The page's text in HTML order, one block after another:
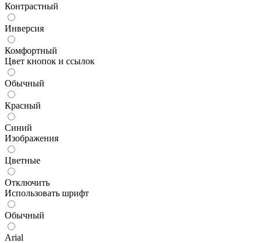
Контрастный
Инверсия
Комфортный
Цвет кнопок и ссылок
Обычный
Красный
Синий
Изображения
Цветные
Отключить
Использовать шрифт
Обычный
Arial